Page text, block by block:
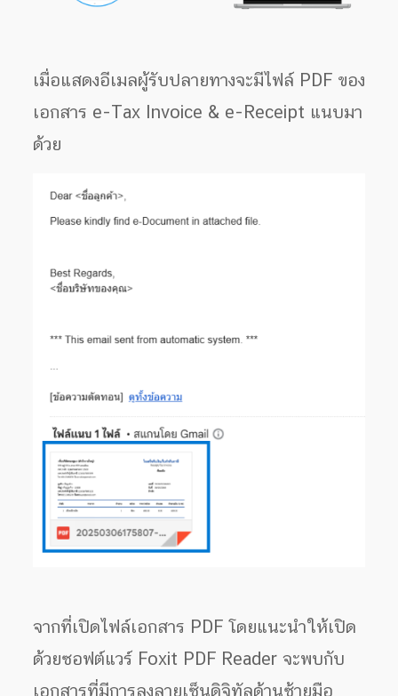
เมื่อแสดงอีเมลผู้รับปลายทางจะมีไฟล์ PDF ของ
เอกสาร e-Tax Invoice & e-Receipt แนบมา
ด้วย
จากที่เปิดไฟล์เอกสาร PDF โดยแนะนำให้เปิด
ด้วยซอฟต์แวร์ Foxit PDF Reader จะพบกับ
เอกสารที่มีการลงลายเซ็นดิจิทัลด้านซ้ายมือ